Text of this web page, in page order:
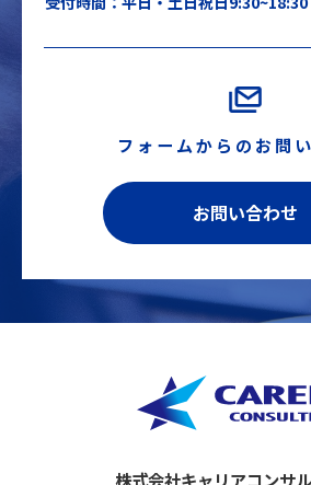
フォームからのお問
お問い合わせ
株式会社キャリアコンサ